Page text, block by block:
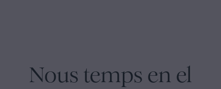
Nous temps en el